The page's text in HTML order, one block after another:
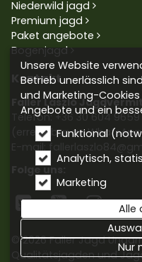
Niederwild jagd
Premium jagd
Paket angebote
Bogenjagd
Kontakt
Faller László
Telefon:+36 30 604 9659
(erreichbar an
E-mail:
Folge uns:
  
© 2026 Faller Jagd
Qualitätsjagden und
Unsere Website
Betrieb unerlässlich
und Marketing-
Angebote und ein
Funktional
Analytisch,
Marketing
Alle
Nur